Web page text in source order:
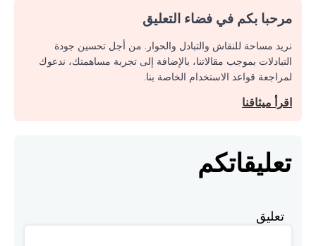
مرحبا بكم في فضاء التعليق
نريد مساحة للنقاش والتبادل والحوار. من أجل تحسين جودة
التبادلات بموجب مقالاتنا، بالإضافة إلى تجربة مساهمتك، ندعوك
لمراجعة قواعد الاستخدام الخاصة بنا.
اقرأ ميثاقنا
تعليقاتكم
تعليق